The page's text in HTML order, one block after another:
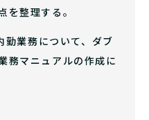
を整理する。
業務について、ダブ
務マニュアルの作成に